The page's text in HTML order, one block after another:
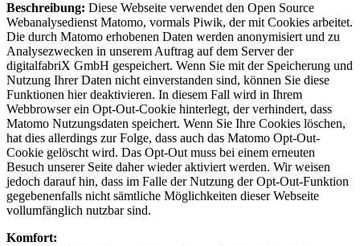
Beschreibung: Diese Webseite verwendet den Open Source
Webanalysedienst Matomo, vormals Piwik, der mit Cookies arbeitet.
Die durch Matomo erhobenen Daten werden anonymisiert und zu
Analysezwecken in unserem Auftrag auf dem Server der
digitalfabriX GmbH gespeichert. Wenn Sie mit der Speicherung und
Nutzung Ihrer Daten nicht einverstanden sind, können Sie diese
Funktionen hier deaktivieren. In diesem Fall wird in Ihrem
Webbrowser ein Opt-Out-Cookie hinterlegt, der verhindert, dass
Matomo Nutzungsdaten speichert. Wenn Sie Ihre Cookies löschen,
hat dies allerdings zur Folge, dass auch das Matomo Opt-Out-
Cookie gelöscht wird. Das Opt-Out muss bei einem erneuten
Besuch unserer Seite daher wieder aktiviert werden. Wir weisen
jedoch darauf hin, dass im Falle der Nutzung der Opt-Out-Funktion
gegebenenfalls nicht sämtliche Möglichkeiten dieser Webseite
vollumfänglich nutzbar sind.
Komfort: